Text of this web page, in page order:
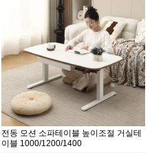
전동 모션 소파테이블 높이조절 거실테
이블 1000/1200/1400